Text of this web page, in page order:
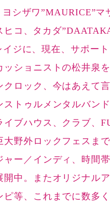
ヨシザワ”MAURICE”
ヒコ、タカダ
イジに、現在、サポー
ッショニストの松井泉
クロック、今はあえて
ストゥルメンタルバン
イブハウス、クラブ、
大野外ロックフェスま
ャー／インディ、時間
開中。またオリジナル
ピ等、これまでに数多